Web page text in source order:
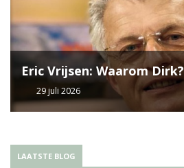
Eric Vrijsen: Waarom Dirk?
29 juli 2026
LAATSTE BLOG